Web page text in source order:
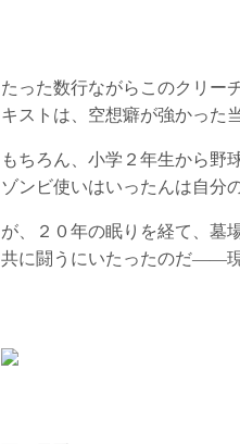
たった数行ながらこのクリ
キストは、空想癖が強かった
もちろん、小学２年生から野
ゾンビ使いはいったんは自分
が、２０年の眠りを経て、墓
共に闘うにいたったのだ――現